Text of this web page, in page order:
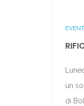
un
di